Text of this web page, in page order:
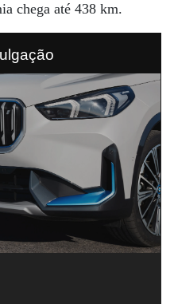
chega até 438 km.